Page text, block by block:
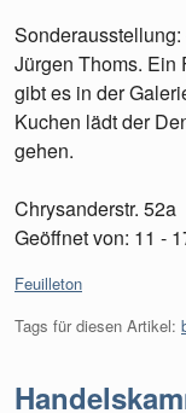
Jürgen Thoms. Ein
gibt es in der
Kuchen lädt der
gehen.
Chrysanderstr. 52a
Geöffnet von: 11 -
Kategorien:
Feuilleton
Tags für diesen Artikel: